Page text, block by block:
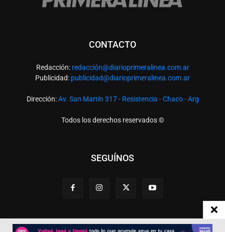
CONTACTO
Redacción: redacción@diarioprimeralinea.com.ar
Publicidad: publicidad@diarioprimeralinea.com.ar
Dirección:Av. San Martín 317 - Resistencia - Chaco - Arg
Todos los derechos reservados ©
SEGUÍNOS